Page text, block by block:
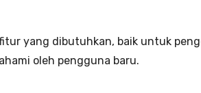
yang dibutuhkan, baik untuk
oleh pengguna baru.